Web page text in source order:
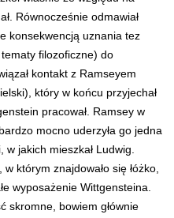
Równocześnie odmawiał
konsekwencją uznania tez
filozoficzne) do
kontakt z Ramseyem
który w końcu przyjechał
pracował. Ramsey w
mocno uderzyła go jedna
jakich mieszkał Ludwig.
którym znajdowało się łóżko,
wyposażenie Wittgensteina.
skromne, bowiem głównie